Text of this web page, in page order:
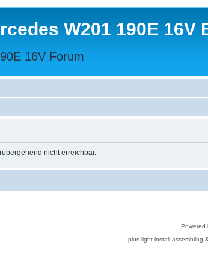
W201 190E 16V
16V Forum
nicht erreichbar.
Powered
plus light-install assembling